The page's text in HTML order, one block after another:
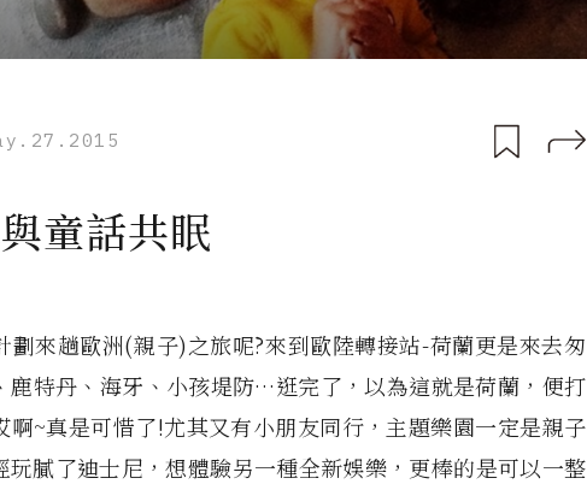
童話共眠
劃來趟歐洲(親子)之旅呢?來到歐陸轉接站-荷蘭更是來去匆
鹿特丹、海牙、小孩堤防…逛完了，以為這就是荷蘭，便打
啊~真是可惜了!尤其又有小朋友同行，主題樂園一定是親子
玩膩了迪士尼，想體驗另一種全新娛樂，更棒的是可以一整